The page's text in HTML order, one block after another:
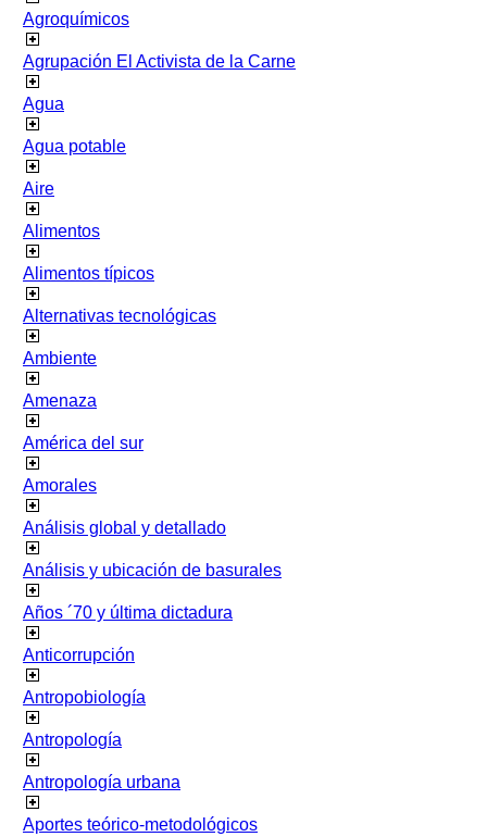
Agroquímicos
Agrupación El Activista de la Carne
Agua
Agua potable
Aire
Alimentos
Alimentos típicos
Alternativas tecnológicas
Ambiente
Amenaza
América del sur
Amorales
Análisis global y detallado
Análisis y ubicación de basurales
Años ´70 y última dictadura
Anticorrupción
Antropobiología
Antropología
Antropología urbana
Aportes teórico-metodológicos